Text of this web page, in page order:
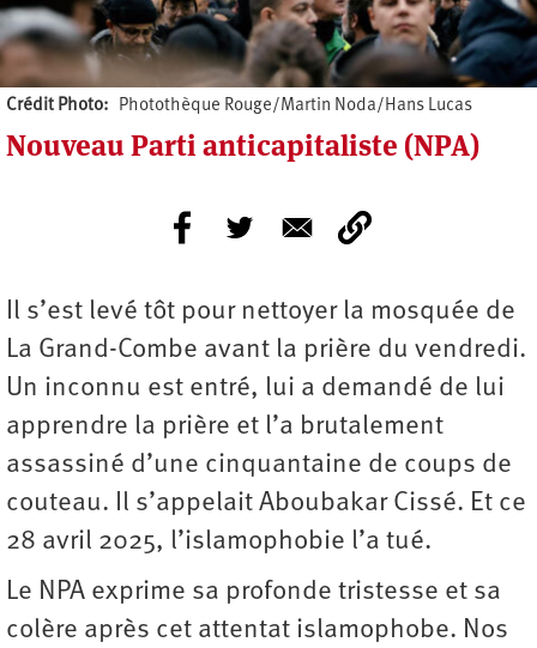
Crédit Photo Photothèque Rouge/Martin Noda/Hans Lucas
Nouveau Parti anticapitaliste (NPA)
Il s’est levé tôt pour nettoyer la mosquée de
La Grand-Combe avant la prière du vendredi.
Un inconnu est entré, lui a demandé de lui
apprendre la prière et l’a brutalement
assassiné d’une cinquantaine de coups de
couteau. Il s’appelait Aboubakar Cissé. Et ce
28 avril 2025, l’islamophobie l’a tué.
Le NPA exprime sa profonde tristesse et sa
colère après cet attentat islamophobe. Nos